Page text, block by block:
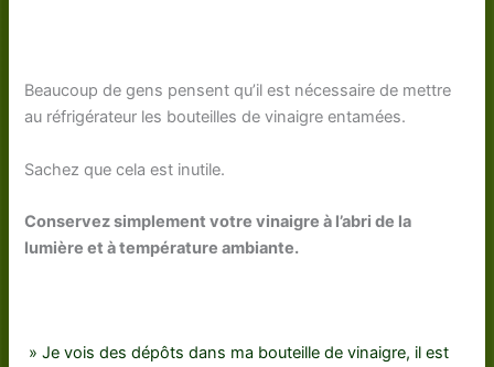
Beaucoup de gens pensent qu’il est nécessaire de mettre
au réfrigérateur les bouteilles de vinaigre entamées.
Sachez que cela est inutile.
Conservez simplement votre vinaigre à l’abri de la
lumière et à température ambiante.
» Je vois des dépôts dans ma bouteille de vinaigre, il est